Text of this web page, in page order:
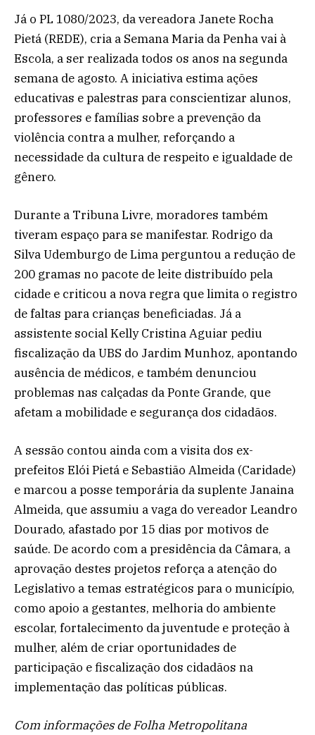
Já o PL 1080/2023, da vereadora Janete Rocha
Pietá (REDE), cria a Semana Maria da Penha vai à
Escola, a ser realizada todos os anos na segunda
semana de agosto. A iniciativa estima ações
educativas e palestras para conscientizar alunos,
professores e famílias sobre a prevenção da
violência contra a mulher, reforçando a
necessidade da cultura de respeito e igualdade de
gênero.
Durante a Tribuna Livre, moradores também
tiveram espaço para se manifestar. Rodrigo da
Silva Udemburgo de Lima perguntou a redução de
200 gramas no pacote de leite distribuído pela
cidade e criticou a nova regra que limita o registro
de faltas para crianças beneficiadas. Já a
assistente social Kelly Cristina Aguiar pediu
fiscalização da UBS do Jardim Munhoz, apontando
ausência de médicos, e também denunciou
problemas nas calçadas da Ponte Grande, que
afetam a mobilidade e segurança dos cidadãos.
A sessão contou ainda com a visita dos ex-
prefeitos Elói Pietá e Sebastião Almeida (Caridade)
e marcou a posse temporária da suplente Janaina
Almeida, que assumiu a vaga do vereador Leandro
Dourado, afastado por 15 dias por motivos de
saúde. De acordo com a presidência da Câmara, a
aprovação destes projetos reforça a atenção do
Legislativo a temas estratégicos para o município,
como apoio a gestantes, melhoria do ambiente
escolar, fortalecimento da juventude e proteção à
mulher, além de criar oportunidades de
participação e fiscalização dos cidadãos na
implementação das políticas públicas.
Com informações de Folha Metropolitana